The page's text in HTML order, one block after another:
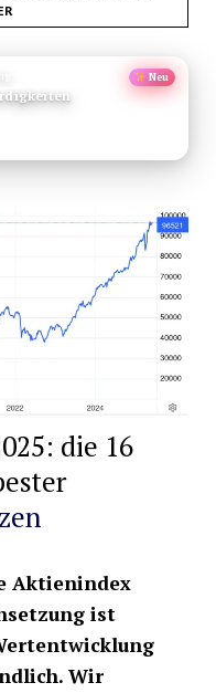
Neu
die 16
Aktienindex
ist
Wir